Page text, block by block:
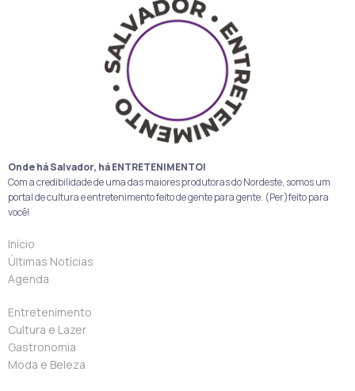
Onde há Salvador, há ENTRETENIMENTO!
Com a credibilidade de uma das maiores produtoras do Nordeste, somos um
portal de cultura e entretenimento feito de gente para gente. (Per)feito para
você!
Início
Últimas Notícias
Agenda
Entretenimento
Cultura e Lazer
Gastronomia
Moda e Beleza